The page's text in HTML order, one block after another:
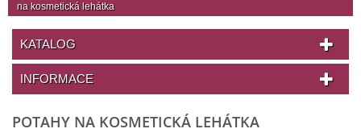
na kosmetická lehátka
KATALOG
INFORMACE
POTAHY NA KOSMETICKÁ LEHÁTKA